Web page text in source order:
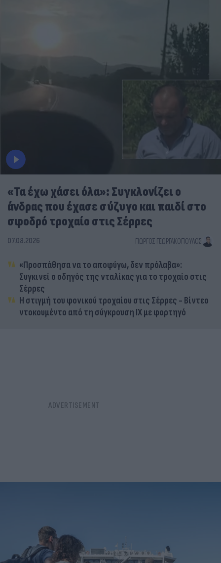
«Τα έχω χάσει όλα»: Συγκλονίζει ο
άνδρας που έχασε σύζυγο και παιδί στο
σφοδρό τροχαίο στις Σέρρες
07.08.2026 ΓΙΏΡΓΟΣ ΓΕΩΡΓΑΚΌΠΟΥΛΟΣ
«Προσπάθησα να το αποφύγω, δεν πρόλαβα»:
Συγκινεί ο οδηγός της νταλίκας για το τροχαίο στις
Σέρρες
Η στιγμή του φονικού τροχαίου στις Σέρρες - Βίντεο
ντοκουμέντο από τη σύγκρουση ΙΧ με φορτηγό